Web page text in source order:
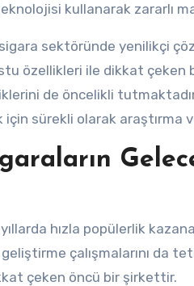
kullanarak zararlı
sektöründe yenilikçi
özellikleri ile dikkat çeken
de öncelikli
sürekli olarak araştırma
hızla popülerlik
çalışmalarını da
çeken öncü bir şirkettir.